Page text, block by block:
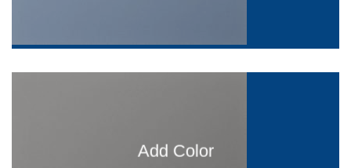
Add Color